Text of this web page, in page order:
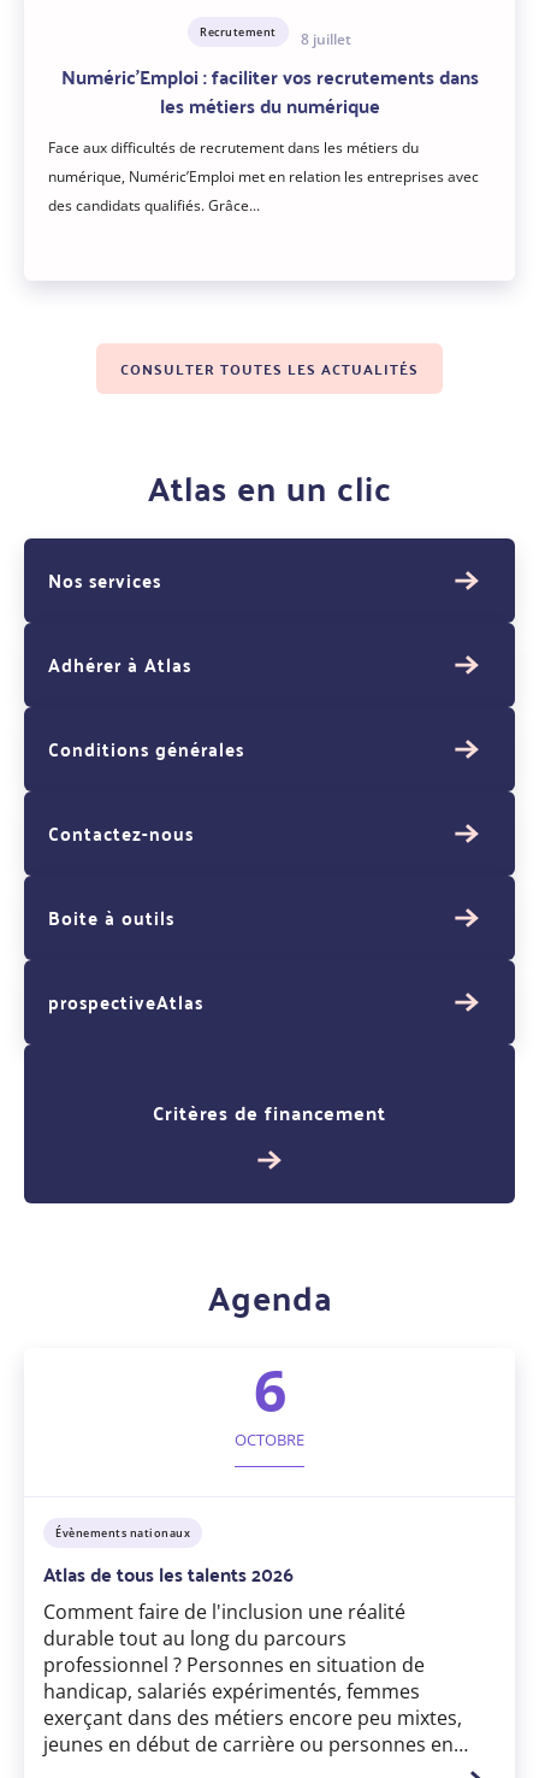
8 juillet
Recrutement
Numéric’Emploi : faciliter vos recrutements dans
les métiers du numérique
Face aux difficultés de recrutement dans les métiers du
numérique, Numéric’Emploi met en relation les entreprises avec
des candidats qualifiés. Grâce...
CONSULTER TOUTES LES ACTUALITÉS
Atlas en un clic
Nos services
Adhérer à Atlas
Conditions générales
Contactez-nous
Boite à outils
prospectiveAtlas
Critères de financement
Agenda
6
OCTOBRE
Catégorie
Évènements nationaux
Atlas de tous les talents 2026
Comment faire de l'inclusion une réalité
durable tout au long du parcours
professionnel ? Personnes en situation de
handicap, salariés expérimentés, femmes
exerçant dans des métiers encore peu mixtes,
jeunes en début de carrière ou personnes en…